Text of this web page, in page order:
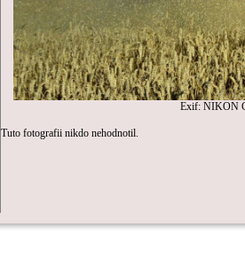
Exif: NIKON
Tuto fotografii nikdo nehodnotil.